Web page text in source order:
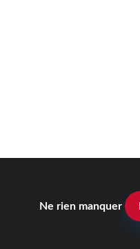
Ne rien manquer